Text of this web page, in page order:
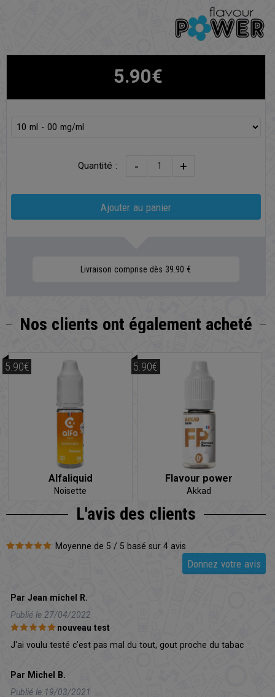
5.90€
Quantité : - +
Ajouter au panier
Livraison comprise dès 39.90 €
Nos clients ont également acheté
Alfaliquid
Noisette
5.90€
Flavour power
Akkad
5.90€
L'avis des clients
Moyenne de 5 / 5 basé sur 4 avis
Donnez votre avis
Par Jean michel R.
Publié le 27/04/2022
nouveau test
J'ai voulu testé c'est pas mal du tout, gout proche du tabac
Par Michel B.
Publié le 19/03/2021